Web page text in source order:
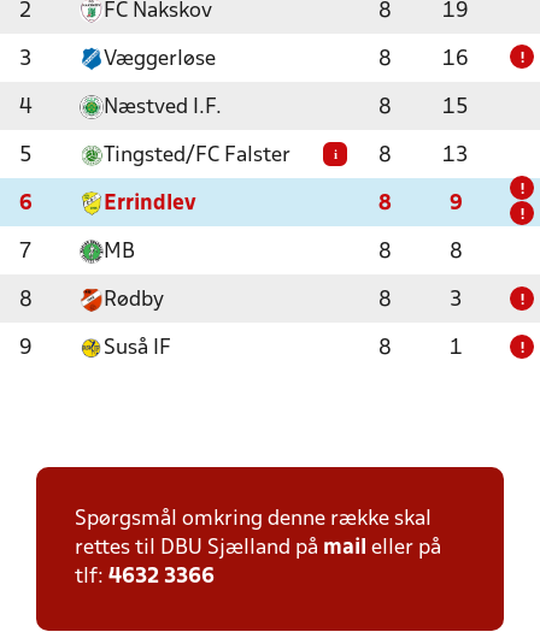
2 FC Nakskov 8 19
3 Væggerløse 8 16 !
4 Næstved I.F. 8 15
5 Tingsted/FC Falster i 8 13
6 Errindlev 8 9
!
!
7 MB 8 8
8 Rødby 8 3 !
9 Suså IF 8 1 !
Spørgsmål omkring denne række skal
rettes til DBU Sjælland på mail eller på
tlf: 4632 3366